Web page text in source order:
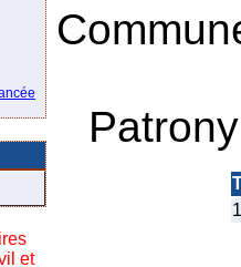
et